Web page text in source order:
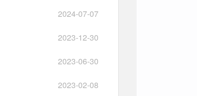
2024-07-07
2023-12-30
2023-06-30
2023-02-08